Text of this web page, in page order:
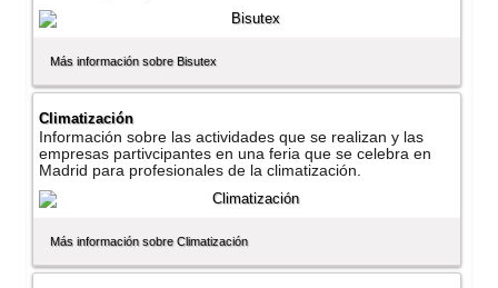
Más información sobre Bisutex
Climatización
Información sobre las actividades que se realizan y las
empresas partivcipantes en una feria que se celebra en
Madrid para profesionales de la climatización.
Más información sobre Climatización